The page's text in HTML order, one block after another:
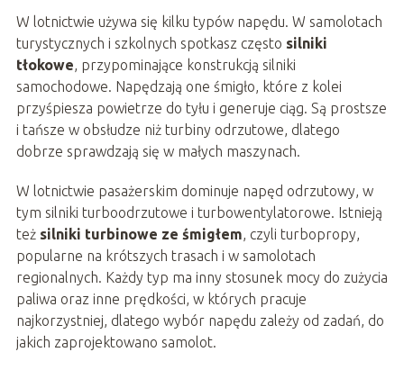
W lotnictwie używa się kilku typów napędu. W samolotach
turystycznych i szkolnych spotkasz często silniki
tłokowe, przypominające konstrukcją silniki
samochodowe. Napędzają one śmigło, które z kolei
przyśpiesza powietrze do tyłu i generuje ciąg. Są prostsze
i tańsze w obsłudze niż turbiny odrzutowe, dlatego
dobrze sprawdzają się w małych maszynach.
W lotnictwie pasażerskim dominuje napęd odrzutowy, w
tym silniki turboodrzutowe i turbowentylatorowe. Istnieją
też silniki turbinowe ze śmigłem, czyli turbopropy,
popularne na krótszych trasach i w samolotach
regionalnych. Każdy typ ma inny stosunek mocy do zużycia
paliwa oraz inne prędkości, w których pracuje
najkorzystniej, dlatego wybór napędu zależy od zadań, do
jakich zaprojektowano samolot.